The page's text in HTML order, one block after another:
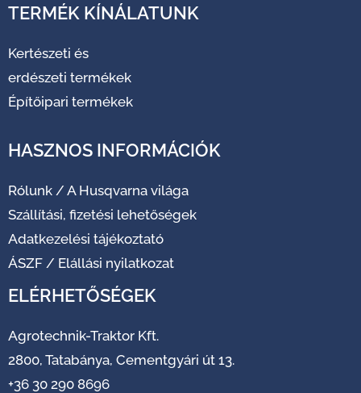
TERMÉK KÍNÁLATUNK
Kertészeti és
erdészeti termékek
Építőipari termékek
HASZNOS INFORMÁCIÓK
Rólunk / A Husqvarna világa
Szállítási, fizetési lehetőségek
Adatkezelési tájékoztató
ÁSZF / Elállási nyilatkozat
ELÉRHETŐSÉGEK
Agrotechnik-Traktor Kft.
2800, Tatabánya, Cementgyári út 13.
+36 30 290 8696